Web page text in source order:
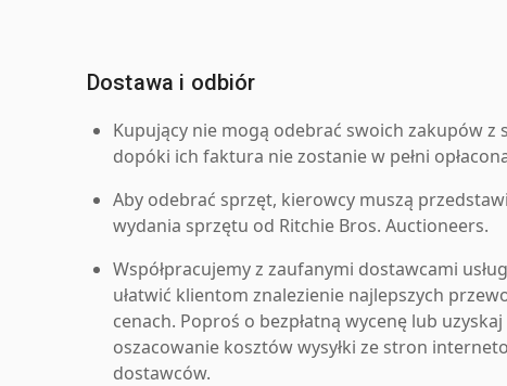
Dostawa i odbiór
Kupujący nie mogą odebrać swoich zakupów z
dopóki ich faktura nie zostanie w pełni
Aby odebrać sprzęt, kierowcy muszą
wydania sprzętu od Ritchie Bros. Auctioneers.
Współpracujemy z zaufanymi dostawcami
ułatwić klientom znalezienie najlepszych
cenach. Poproś o bezpłatną wycenę lub
oszacowanie kosztów wysyłki ze stron
dostawców.